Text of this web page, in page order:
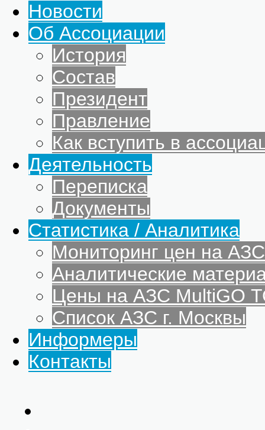
Новости
Об Ассоциации
История
Состав
Президент
Правление
Как вступить в
Деятельность
Переписка
Документы
Статистика / Аналитика
Мониторинг цен на
Аналитические
Цены на АЗС MultiGO
Список АЗС г. Москвы
Информеры
Контакты